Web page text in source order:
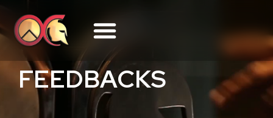
FEEDBACKS